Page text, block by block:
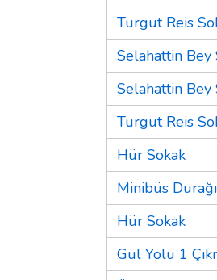
Turgut Reis
Selahattin Bey
Selahattin Bey
Turgut Reis
Hür Sokak
Minibüs Durağı
Hür Sokak
Gül Yolu 1